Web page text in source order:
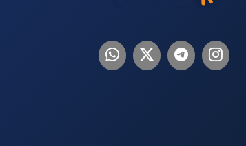
اینستاگرام
تلگرام توییترلینکدین